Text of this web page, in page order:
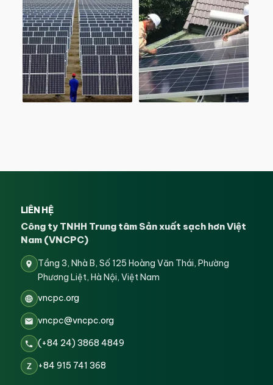
LIÊN HỆ
Công ty TNHH Trung tâm Sản xuất sạch hơn Việt
Nam (VNCPC)
Tầng 3, Nhà B, Số 125 Hoàng Văn Thái, Phường
Phương Liệt, Hà Nội, Việt Nam
vncpc.org
vncpc@vncpc.org
(+84 24) 3868 4849
Z +84 915 741 368